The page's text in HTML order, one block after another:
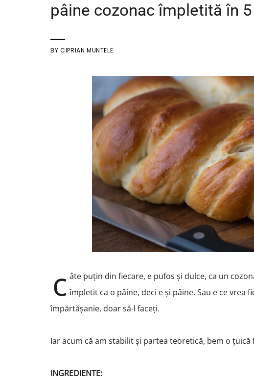
pâine cozonac împletită în 5
BYCIPRIAN MUNTELE
c âte puțin din fiecare, e pufos și dulce, ca un
împletit ca o pâine, deci e și pâine. Sau e ce vrea
împărtășanie, doar să-l faceți.
Iar acum că am stabilit și partea teoretică, bem o
INGREDIENTE: